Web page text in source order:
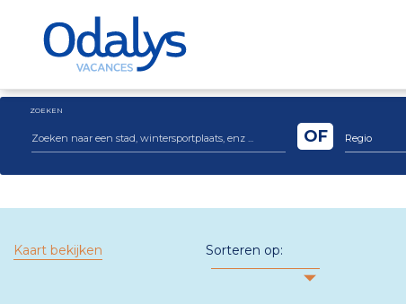
ZOEKEN
Regio
OF
Kaart bekijken Sorteren op: